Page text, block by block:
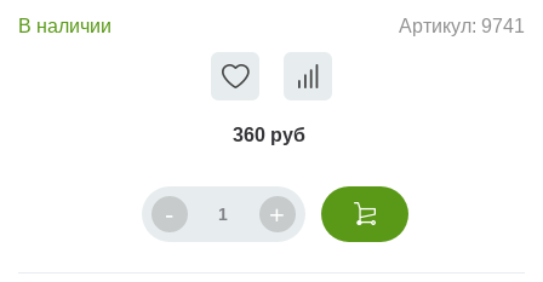
В наличии
Артикул: 9741
360 руб